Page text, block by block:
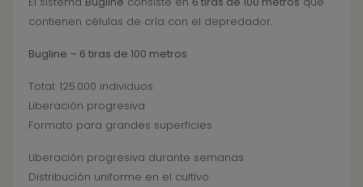
contienen células de cría con el depredador.
Bugline – 6 tiras de 100 metros
Total: 125.000 individuos
Liberación progresiva
Formato para grandes superficies
Liberación progresiva durante semanas
Distribución uniforme en el cultivo